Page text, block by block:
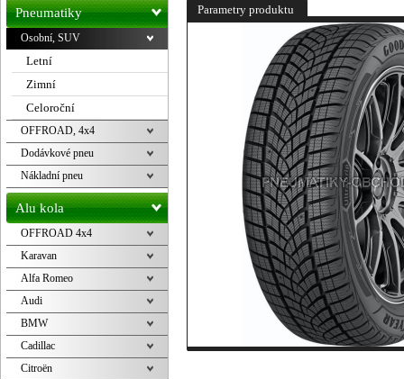
Parametry produktu
pneu
Pneumatiky
Osobní, SUV
Letní
Zimní
Celoroční
OFFROAD, 4x4
Dodávkové pneu
Nákladní pneu
Alu kola
OFFROAD 4x4
Karavan
Alfa Romeo
Audi
BMW
Cadillac
Citroën